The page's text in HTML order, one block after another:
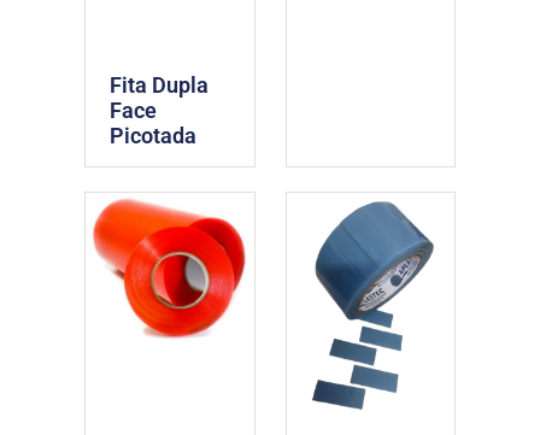
Fita Dupla
Face
Picotada